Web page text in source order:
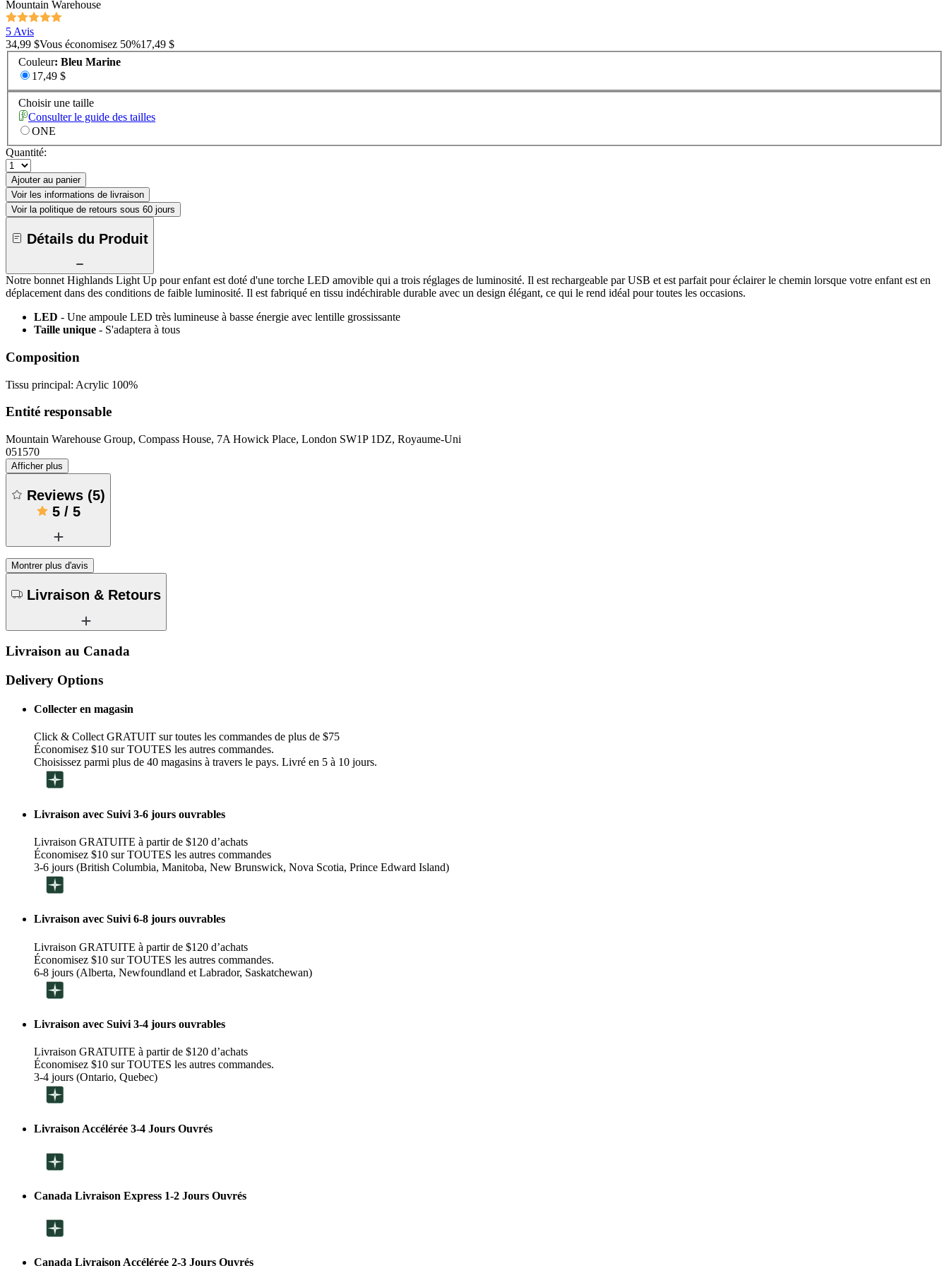
Mountain Warehouse
5 Avis
34,99 $Vous économisez 50%17,49 $
Couleur: Bleu Marine
17,49 $
Choisir une taille
Consulter le guide des tailles
ONE
Quantité:
Ajouter au panier
Voir les informations de livraison
Voir la politique de retours sous 60 jours
Détails du Produit
Notre bonnet Highlands Light Up pour enfant est doté d'une torche LED amovible qui a trois réglages de luminosité. Il est rechargeable par USB et est parfait pour éclairer le chemin lorsque votre enfant est en
déplacement dans des conditions de faible luminosité. Il est fabriqué en tissu indéchirable durable avec un design élégant, ce qui le rend idéal pour toutes les occasions.
LED - Une ampoule LED très lumineuse à basse énergie avec lentille grossissante
Taille unique - S'adaptera à tous
Composition
Tissu principal: Acrylic 100%
Entité responsable
Mountain Warehouse Group, Compass House, 7A Howick Place, London SW1P 1DZ, Royaume-Uni
051570
Afficher plus
Reviews (5)
5/ 5
Montrer plus d'avis
Livraison & Retours
Livraison au Canada
Delivery Options
Collecter en magasin
Click & Collect GRATUIT sur toutes les commandes de plus de $75
Économisez $10 sur TOUTES les autres commandes.
Choisissez parmi plus de 40 magasins à travers le pays. Livré en 5 à 10 jours.
Livraison avec Suivi 3-6 jours ouvrables
Livraison GRATUITE à partir de $120 d’achats
Économisez $10 sur TOUTES les autres commandes
3-6 jours (British Columbia, Manitoba, New Brunswick, Nova Scotia, Prince Edward Island)
Livraison avec Suivi 6-8 jours ouvrables
Livraison GRATUITE à partir de $120 d’achats
Économisez $10 sur TOUTES les autres commandes.
6-8 jours (Alberta, Newfoundland et Labrador, Saskatchewan)
Livraison avec Suivi 3-4 jours ouvrables
Livraison GRATUITE à partir de $120 d’achats
Économisez $10 sur TOUTES les autres commandes.
3-4 jours (Ontario, Quebec)
Livraison Accélérée 3-4 Jours Ouvrés
Canada Livraison Express 1-2 Jours Ouvrés
Canada Livraison Accélérée 2-3 Jours Ouvrés